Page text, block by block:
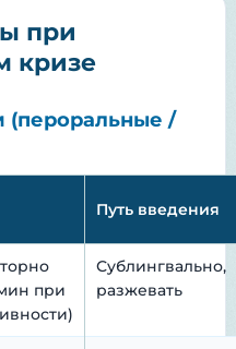
при
кризе
/
Путь введения
при
Сублингвально,
разжевать